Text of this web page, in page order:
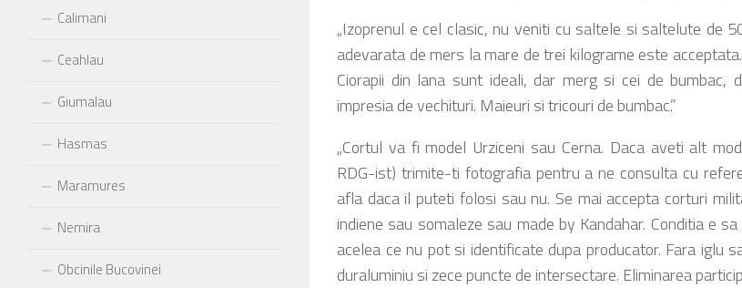
„Izoprenul e cel clasic, nu veniti cu saltele si saltelute de
adevarata de mers la mare de trei kilograme este
Ciorapii din lana sunt ideali, dar merg si cei de bumbac,
impresia de vechituri. Maieuri si tricouri de bumbac.”
„Cortul va fi model Urziceni sau Cerna. Daca aveti alt
RDG-ist) trimite-ti fotografia pentru a ne consulta cu
afla daca il puteti folosi sau nu. Se mai accepta corturi
indiene sau somaleze sau made by Kandahar. Conditia e
acelea ce nu pot si identificate dupa producator. Fara iglu
duraluminiu si zece puncte de intersectare. Eliminarea
Calimani
Ceahlau
Giumalau
Hasmas
Maramures
Nemira
Obcinile Bucovinei